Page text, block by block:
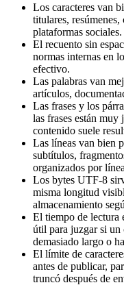
Los caracteres van
titulares,
plataformas sociales.
El recuento sin
normas internas en
efectivo.
Las palabras van
artículos,
Las frases y los
las frases están
contenido suele
Las líneas van bien
subtítulos,
organizados por
Los bytes UTF-8
misma longitud
almacenamiento
El tiempo de lectura
útil para juzgar si un
demasiado largo o
El límite de
antes de publicar,
truncó después de